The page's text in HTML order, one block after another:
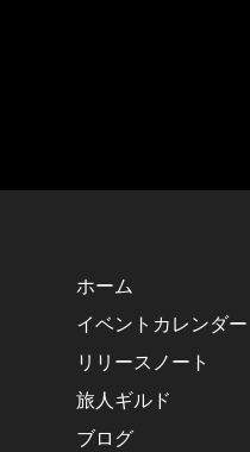
ホーム
イベントカレンダー
リリースノート
旅人ギルド
ブログ